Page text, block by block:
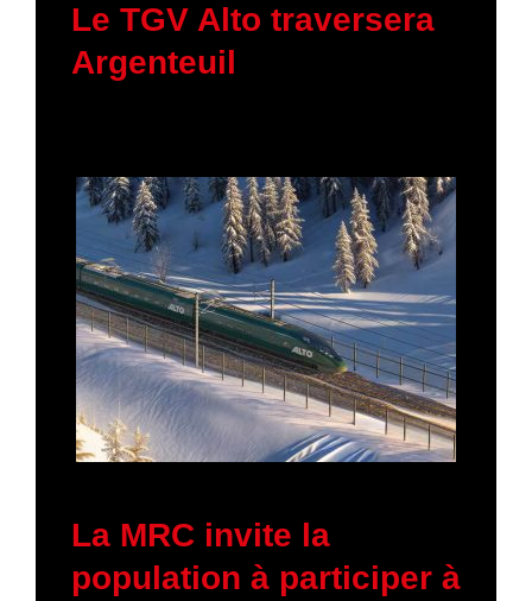
Le TGV Alto traversera
Argenteuil
La MRC invite la
population à participer à